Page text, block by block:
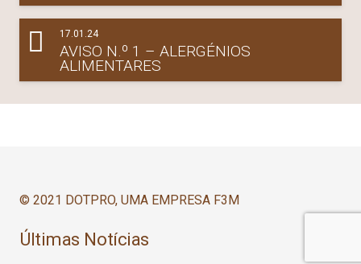
17.01.24
AVISO N.º 1 – ALERGÉNIOS
ALIMENTARES
© 2021 DOTPRO, UMA EMPRESA F3M
Últimas Notícias